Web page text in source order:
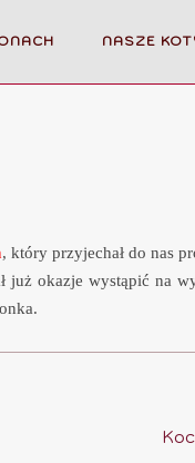
NASZE
, który przyjechał do nas
okazje wystąpić na